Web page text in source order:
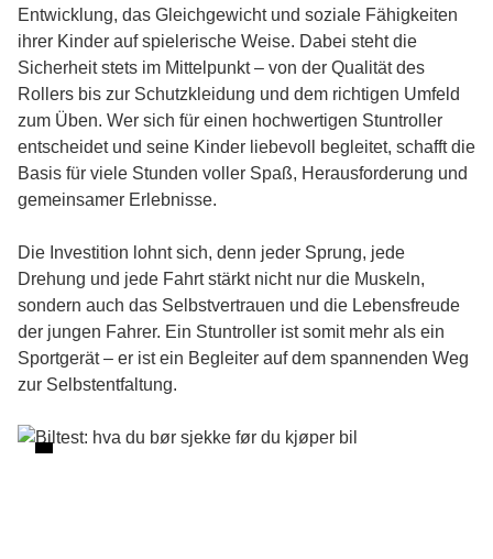
Entwicklung, das Gleichgewicht und soziale Fähigkeiten
ihrer Kinder auf spielerische Weise. Dabei steht die
Sicherheit stets im Mittelpunkt – von der Qualität des
Rollers bis zur Schutzkleidung und dem richtigen Umfeld
zum Üben. Wer sich für einen hochwertigen Stuntroller
entscheidet und seine Kinder liebevoll begleitet, schafft die
Basis für viele Stunden voller Spaß, Herausforderung und
gemeinsamer Erlebnisse.
Die Investition lohnt sich, denn jeder Sprung, jede
Drehung und jede Fahrt stärkt nicht nur die Muskeln,
sondern auch das Selbstvertrauen und die Lebensfreude
der jungen Fahrer. Ein Stuntroller ist somit mehr als ein
Sportgerät – er ist ein Begleiter auf dem spannenden Weg
zur Selbstentfaltung.